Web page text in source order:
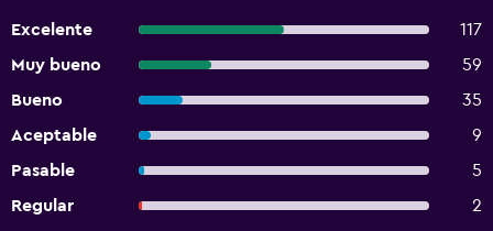
Excelente
117
Muy bueno
59
Bueno
35
Aceptable
9
Pasable
5
Regular
2